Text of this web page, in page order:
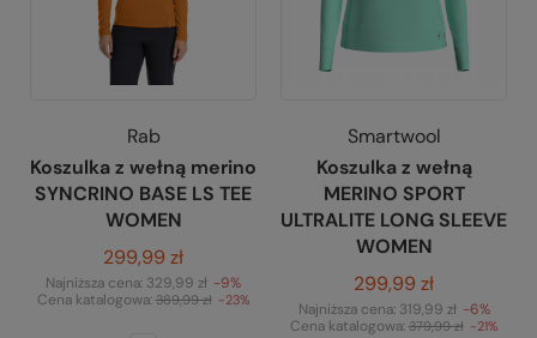
Rab
Koszulka z wełną merino
SYNCRINO BASE LS TEE
WOMEN
299,99 zł
Najniższa cena: 329,99 zł -9%
Cena katalogowa:389,99 zł -23%
Smartwool
Koszulka z wełną
MERINO SPORT
ULTRALITE LONG SLEEVE
WOMEN
299,99 zł
Najniższa cena: 319,99 zł -6%
Cena katalogowa:379,99 zł -21%